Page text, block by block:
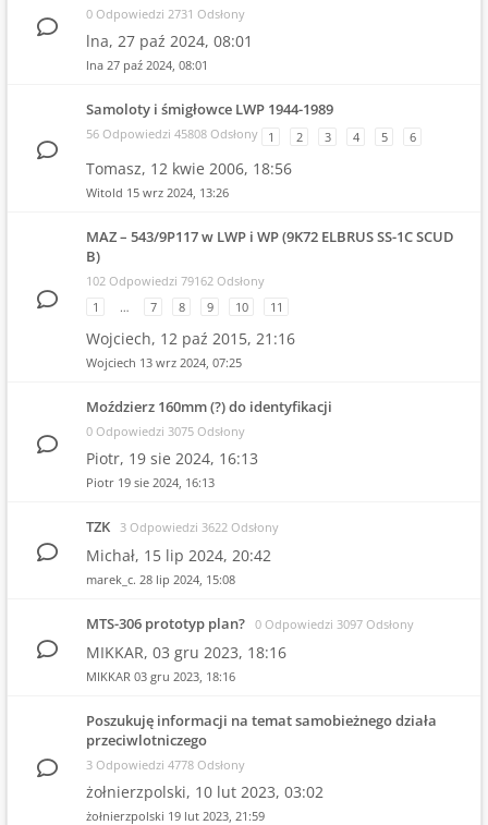
0 Odpowiedzi 2731 Odsłony
lna, 27 paź 2024, 08:01
lna 27 paź 2024, 08:01
Samoloty i śmigłowce LWP 1944-1989
56 Odpowiedzi 45808 Odsłony 1 2 3 4 5 6
Tomasz, 12 kwie 2006, 18:56
Witold 15 wrz 2024, 13:26
MAZ – 543/9P117 w LWP i WP (9K72 ELBRUS SS-1C SCUD
B)
102 Odpowiedzi 79162 Odsłony
1
… 7 8 9 10 11
Wojciech, 12 paź 2015, 21:16
Wojciech 13 wrz 2024, 07:25
Moździerz 160mm (?) do identyfikacji
0 Odpowiedzi 3075 Odsłony
Piotr, 19 sie 2024, 16:13
Piotr 19 sie 2024, 16:13
TZK 3 Odpowiedzi 3622 Odsłony
Michał, 15 lip 2024, 20:42
marek_c. 28 lip 2024, 15:08
MTS-306 prototyp plan? 0 Odpowiedzi 3097 Odsłony
MIKKAR, 03 gru 2023, 18:16
MIKKAR 03 gru 2023, 18:16
Poszukuję informacji na temat samobieżnego działa
przeciwlotniczego
3 Odpowiedzi 4778 Odsłony
żołnierzpolski, 10 lut 2023, 03:02
żołnierzpolski 19 lut 2023, 21:59